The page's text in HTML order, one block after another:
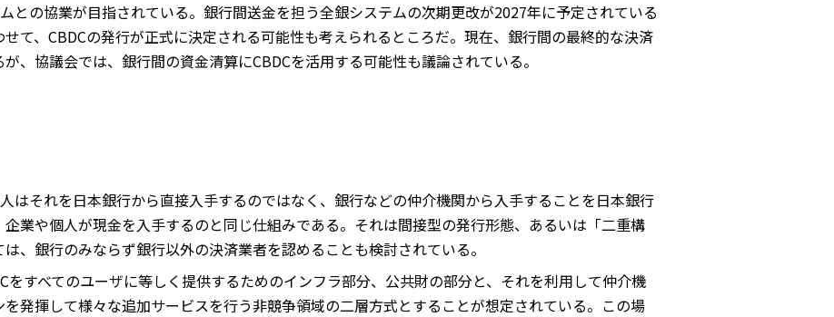
との協業が目指されている。銀行間送金を担う全銀システムの次期更改が2027年に予定されている
て、CBDCの発行が正式に決定される可能性も考えられるところだ。現在、銀行間の最終的な決済
、協議会では、銀行間の資金清算にCBDCを活用する可能性も議論されている。
はそれを日本銀行から直接入手するのではなく、銀行などの仲介機関から入手することを日本銀行
業や個人が現金を入手するのと同じ仕組みである。それは間接型の発行形態、あるいは「二重構
、銀行のみならず銀行以外の決済業者を認めることも検討されている。
をすべてのユーザに等しく提供するためのインフラ部分、公共財の部分と、それを利用して仲介機
発揮して様々な追加サービスを行う非競争領域の二層方式とすることが想定されている。この場